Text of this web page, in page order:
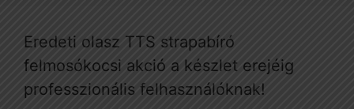
Eredeti olasz TTS strapabíró
felmosókocsi akció a készlet erejéig
professzionális felhasználóknak!